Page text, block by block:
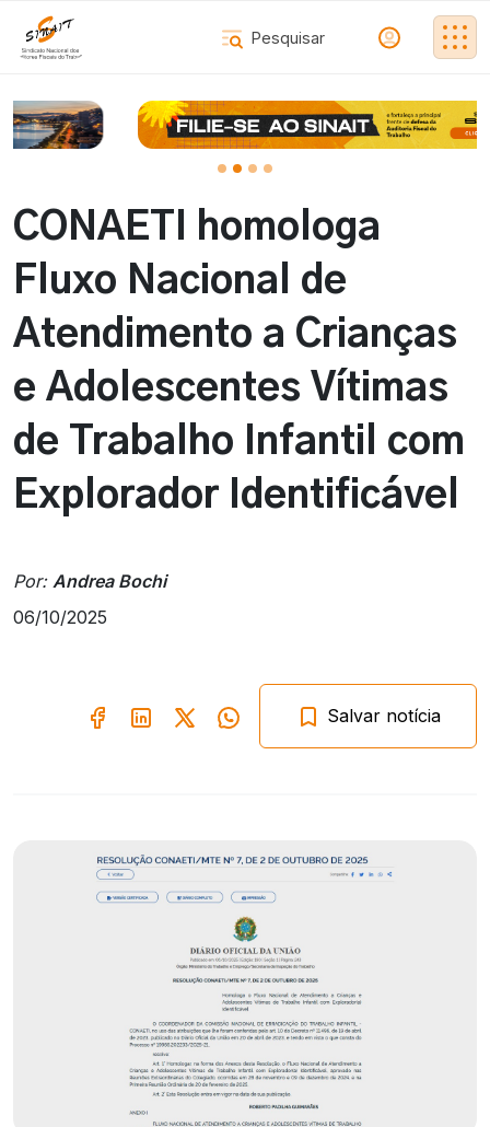
CONAETI homologa
Fluxo Nacional de
Atendimento a Crianças
e Adolescentes Vítimas
de Trabalho Infantil com
Explorador Identificável
Por: Andrea Bochi
06/10/2025
Salvar notícia